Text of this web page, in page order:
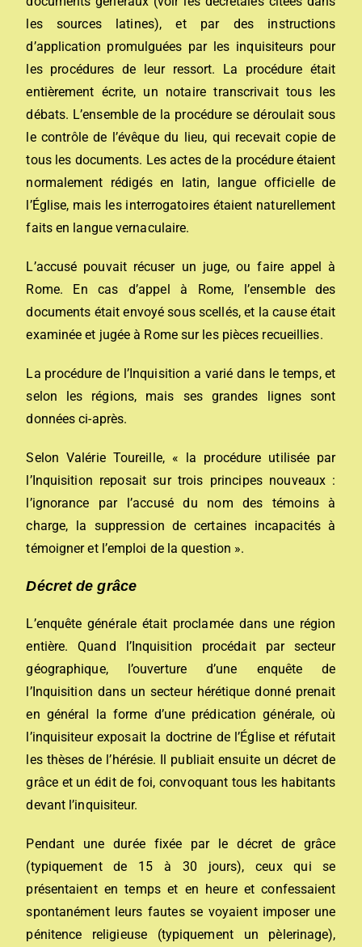
les sources latines), et par des instructions
d’application promulguées par les inquisiteurs pour
les procédures de leur ressort. La procédure était
entièrement écrite, un notaire transcrivait tous les
débats. L’ensemble de la procédure se déroulait sous
le contrôle de l’évêque du lieu, qui recevait copie de
tous les documents. Les actes de la procédure étaient
normalement rédigés en latin, langue officielle de
l’Église, mais les interrogatoires étaient naturellement
faits en langue vernaculaire.
L’accusé pouvait récuser un juge, ou faire appel à
Rome. En cas d’appel à Rome, l’ensemble des
documents était envoyé sous scellés, et la cause était
examinée et jugée à Rome sur les pièces recueillies.
La procédure de l’Inquisition a varié dans le temps, et
selon les régions, mais ses grandes lignes sont
données ci-après.
Selon Valérie Toureille, « la procédure utilisée par
l’Inquisition reposait sur trois principes nouveaux :
l’ignorance par l’accusé du nom des témoins à
charge, la suppression de certaines incapacités à
témoigner et l’emploi de la question ».
Décret de grâce
L’enquête générale était proclamée dans une région
entière. Quand l’Inquisition procédait par secteur
géographique, l’ouverture d’une enquête de
l’Inquisition dans un secteur hérétique donné prenait
en général la forme d’une prédication générale, où
l’inquisiteur exposait la doctrine de l’Église et réfutait
les thèses de l’hérésie. Il publiait ensuite un décret de
grâce et unédit de foi, convoquant tous les habitants
devant l’inquisiteur.
Pendant une durée fixée par le décret de grâce
(typiquement de 15 à 30 jours), ceux qui se
présentaient en temps et en heure et confessaient
spontanément leurs fautes se voyaient imposer une
pénitence religieuse (typiquement un pèlerinage),